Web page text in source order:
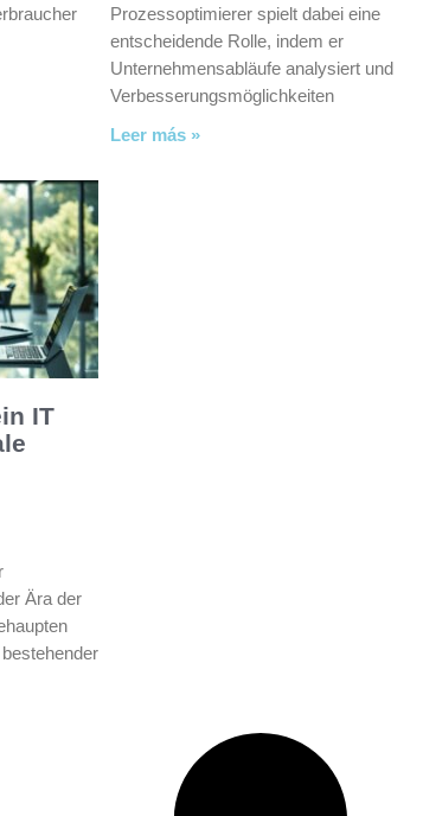
Prozessoptimierer spielt dabei eine
entscheidende Rolle, indem er
Unternehmensabläufe analysiert und
Verbesserungsmöglichkeiten
Leer más »
IT
Ära der